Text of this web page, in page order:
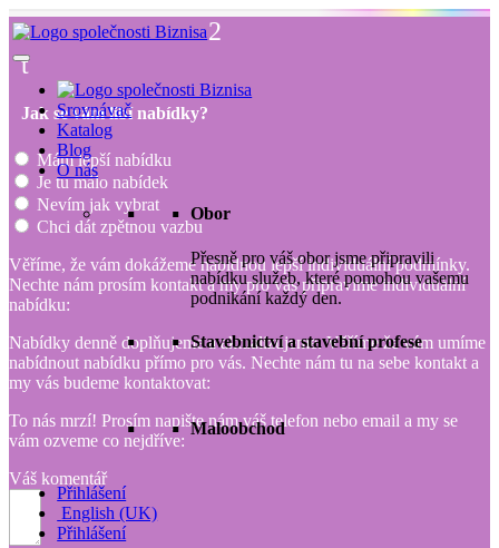
Srovnávač
Katalog
Blog
O nás
Obor
Přesně pro váš obor jsme připravili
nabídku služeb, které pomohou vašemu
podnikání každý den.
Stavebnictví a stavební profese
Maloobchod
Přihlášení
English (UK)
Přihlášení
t
Jak se vám líbí nabídky?
2
Mám lepší nabídku
Je tu málo nabídek
Nevím jak vybrat
Chci dát zpětnou vazbu
Věříme, že vám dokážeme nabídnou lepší individuální podmínky.
Nechte nám prosím kontakt a my pro vás připravíme individuální
nabídku:
Nabídky denně doplňujeme a aktualizujeme. Věříme že vám umíme
nabídnout nabídku přímo pro vás. Nechte nám tu na sebe kontakt a
my vás budeme kontaktovat:
To nás mrzí! Prosím napište nám váš telefon nebo email a my se
vám ozveme co nejdříve:
Váš komentář